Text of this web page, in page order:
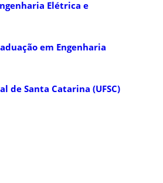
Elétrica e
em Engenharia
de Santa Catarina (UFSC)